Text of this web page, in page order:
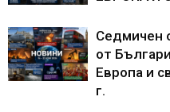
Седмичен
от
Европа и
г.